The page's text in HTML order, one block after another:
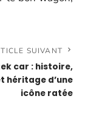
SUIVANT
car : histoire,
héritage d’une
icône ratée